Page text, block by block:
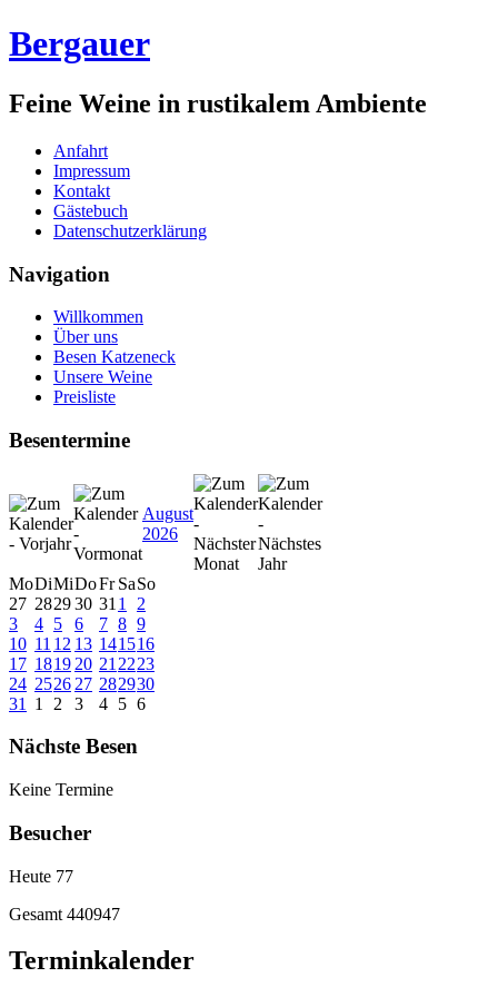
Bergauer
Feine Weine in rustikalem Ambiente
Anfahrt
Impressum
Kontakt
Gästebuch
Datenschutzerklärung
Navigation
Willkommen
Über uns
Besen Katzeneck
Unsere Weine
Preisliste
Besentermine
August
2026
MoDiMiDoFr SaSo
27 282930 31 1
2
3
4 5 6 7 8 9
10 11 12 13 141516
17 1819 20 21 2223
24 2526 27 282930
31
1 2 3 4 5 6
Nächste Besen
Keine Termine
Besucher
Heute 77
Gesamt 440947
Terminkalender